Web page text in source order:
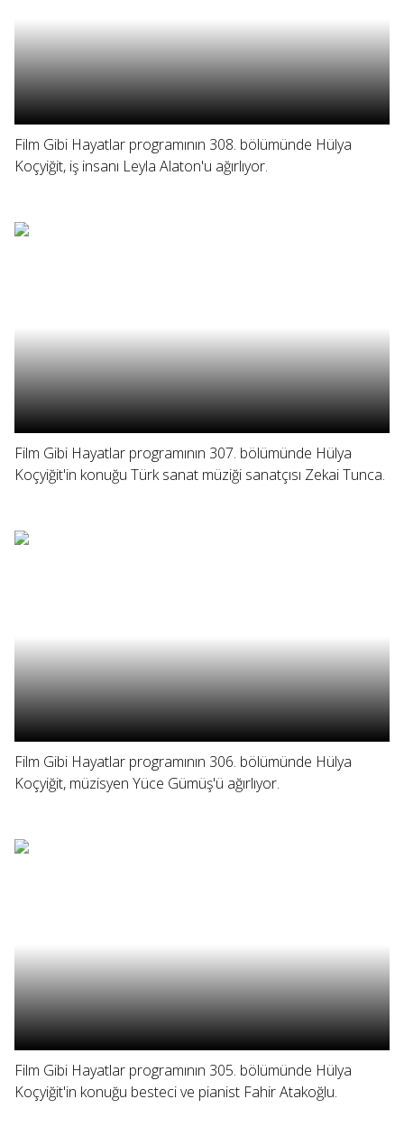
Film Gibi Hayatlar programının 308. bölümünde Hülya
Koçyiğit, iş insanı Leyla Alaton'u ağırlıyor.
Film Gibi Hayatlar programının 307. bölümünde Hülya
Koçyiğit'in konuğu Türk sanat müziği sanatçısı Zekai Tunca.
Film Gibi Hayatlar programının 306. bölümünde Hülya
Koçyiğit, müzisyen Yüce Gümüş'ü ağırlıyor.
Film Gibi Hayatlar programının 305. bölümünde Hülya
Koçyiğit'in konuğu besteci ve pianist Fahir Atakoğlu.